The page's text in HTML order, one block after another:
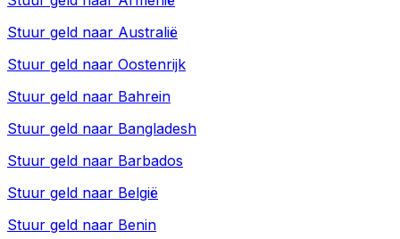
Stuur geld naar Australië
Stuur geld naar Oostenrijk
Stuur geld naar Bahrein
Stuur geld naar Bangladesh
Stuur geld naar Barbados
Stuur geld naar België
Stuur geld naar Benin